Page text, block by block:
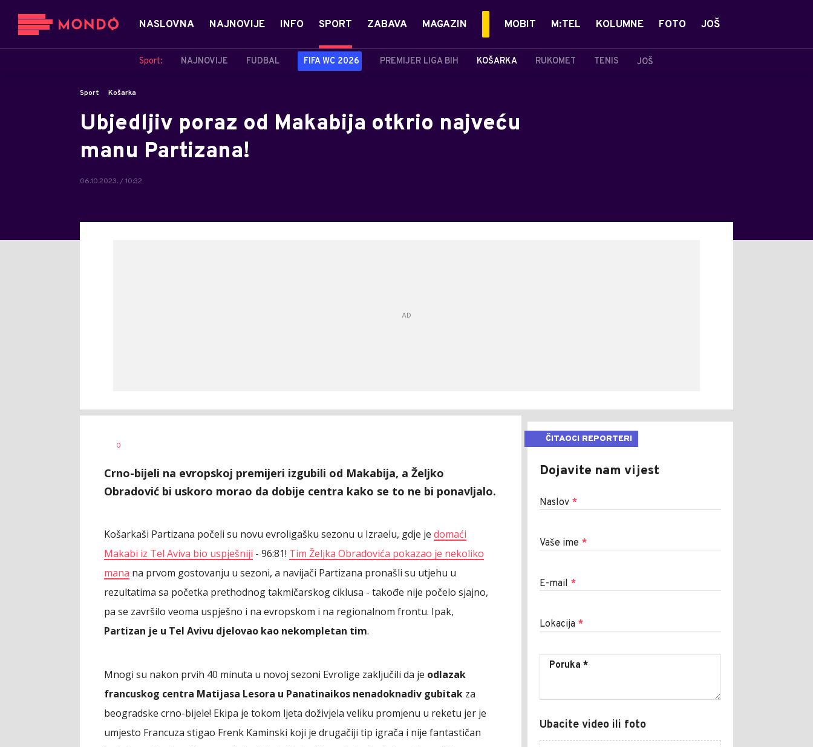
NASLOVNA NAJNOVIJE INFO SPORT
Sport: NAJNOVIJE FUDBAL FIFA WC 2026 PREMIJER LIGA BIH KOŠARKA RUKOMET TENIS JOŠ
ZABAVA MAGAZIN MOBIT M:TEL KOLUMNE FOTO JOŠ
Sport Košarka
Ubjedljiv poraz od Makabija otkrio najveću
manu Partizana!
06.10.2023. / 10:32
AUTOR
0
Crno-bijeli na evropskoj premijeri izgubili od Makabija, a Željko
Obradović bi uskoro morao da dobije centra kako se to ne bi ponavljalo.
Košarkaši Partizana počeli su novu evroligašku sezonu u Izraelu, gdje je domaći
Makabi iz Tel Aviva bio uspješniji - 96:81! Tim Željka Obradovića pokazao je nekoliko
mana na prvom gostovanju u sezoni, a navijači Partizana pronašli su utjehu u
rezultatima sa početka prethodnog takmičarskog ciklusa - takođe nije počelo sjajno,
pa se završilo veoma uspješno i na evropskom i na regionalnom frontu. Ipak,
Partizan je u Tel Avivu djelovao kao nekompletan tim.
Mnogi su nakon prvih 40 minuta u novoj sezoni Evrolige zaključili da je odlazak
francuskog centra Matijasa Lesora u Panatinaikos nenadoknadiv gubitak za
beogradske crno-bijele! Ekipa je tokom ljeta doživjela veliku promjenu u reketu jer je
umjesto Francuza stigao Frenk Kaminski koji je drugačiji tip igrača i nije fantastičan
ČITAOCI REPORTERI
Dojavite nam vijest
Naslov *
Vaše ime *
E-mail *
Lokacija *
Ubacite video ili foto